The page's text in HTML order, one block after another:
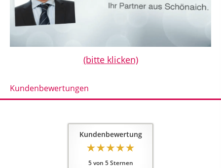
(bitte klicken)
Kundenbewertungen
Kundenbewertung
5von 5Sternen